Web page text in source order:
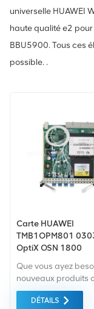
universelle HUAWEI
haute qualité e2
BBU5900. Tous ces
possible. .
Carte HUAWEI
TMB1OPM801
OptiX OSN 1800
Que vous ayez
nouveaux produits
produits rénovés, il
approche globale
DÉTAILS